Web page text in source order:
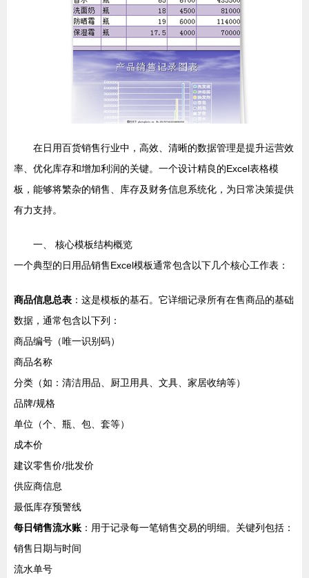
在日用百货销售行业中，高效、清晰的数据管理是提升运营效
率、优化库存和增加利润的关键。一个设计精良的Excel表格模
板，能够将繁杂的销售、库存及财务信息系统化，为日常决策提供
有力支持。
一、 核心模板结构概览
一个典型的日用品销售Excel模板通常包含以下几个核心工作表：
商品信息总表 ：这是模板的基石。它详细记录所有在售商品的基础
数据，通常包含以下列：
商品编号（唯一识别码）
商品名称
分类（如：清洁用品、厨卫用具、文具、家居收纳等）
品牌/规格
单位（个、瓶、包、套等）
成本价
建议零售价/批发价
供应商信息
最低库存预警线
每日销售流水账 ：用于记录每一笔销售交易的明细。关键列包括：
销售日期与时间
流水单号